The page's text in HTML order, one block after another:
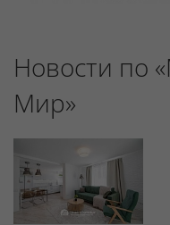
Новости по
Мир»